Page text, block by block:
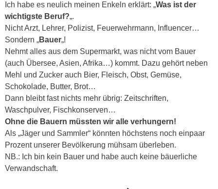
Ich habe es neulich meinen Enkeln erklärt: „Was ist der
wichtigste Beruf?„.
Nicht Arzt, Lehrer, Polizist, Feuerwehrmann, Influencer…
Sondern „Bauer„!
Nehmt alles aus dem Supermarkt, was nicht vom Bauer
(auch Übersee, Asien, Afrika…) kommt. Dazu gehört neben
Mehl und Zucker auch Bier, Fleisch, Obst, Gemüse,
Schokolade, Butter, Brot…
Dann bleibt fast nichts mehr übrig: Zeitschriften,
Waschpulver, Fischkonserven…
Ohne die Bauern müssten wir alle verhungern!
Als „Jäger und Sammler“ könnten höchstens noch einpaar
Prozent unserer Bevölkerung mühsam überleben.
NB.: Ich bin kein Bauer und habe auch keine bäuerliche
Verwandschaft.